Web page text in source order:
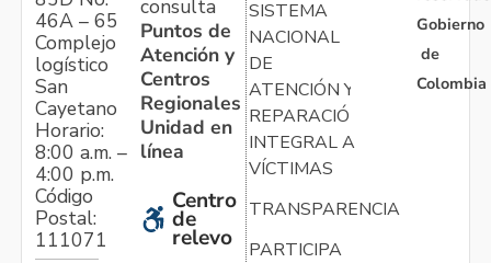
46A – 65
Complejo
logístico
San
Cayetano
Horario:
8:00 a.m. –
4:00 p.m.
Código
Postal:
111071
consulta
Puntos de
Atención y
Centros
Regionales
Unidad en
línea
Centro
de
relevo
SISTEMA
NACIONAL
DE
ATENCIÓN Y
REPARACIÓN
INTEGRAL A
VÍCTIMAS
TRANSPARENCIA
PARTICIPA
Gobierno
de
Colombia